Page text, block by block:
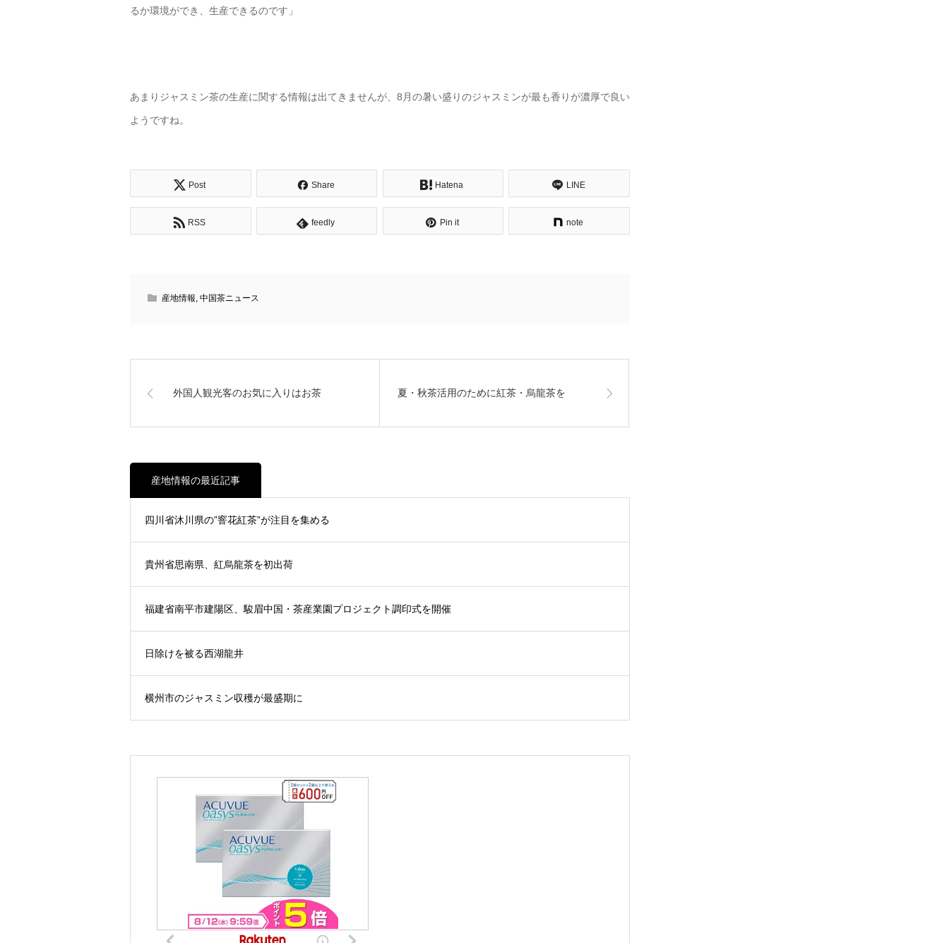
るか環境ができ、生産できるのです」
あまりジャスミン茶の生産に関する情報は出てきませんが、8月の暑い盛りのジャスミンが最も香りが濃厚で良い
ようですね。
Post Share Hatena LINE
RSS feedly Pin it note
産地情報 中国茶ニュース
外国人観光客のお気に入りはお茶 夏・秋茶活用のために紅茶・烏龍茶を
産地情報の最近記事
四川省沐川県の”窨花紅茶”が注目を集める
貴州省思南県、紅烏龍茶を初出荷
福建省南平市建陽区、駿眉中国・茶産業園プロジェクト調印式を開催
日除けを被る西湖龍井
横州市のジャスミン収穫が最盛期に